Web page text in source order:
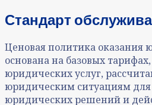
Стандарт
Ценовая политика оказания
основана на базовых
юридических услуг,
юридическим ситуациям
юридических решений и